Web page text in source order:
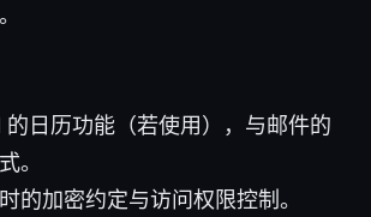
日历功能（若使用），与邮件的
。
的加密约定与访问权限控制。